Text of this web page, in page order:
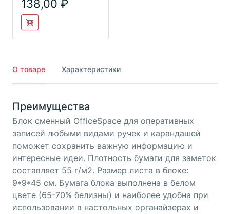
138,00
О товаре Характеристики
Преимущества
Блок сменный OfficeSpace для оперативных
записей любыми видами ручек и карандашей
поможет сохранить важную информацию и
интересные идеи. Плотность бумаги для заметок
составляет 55 г/м2. Размер листа в блоке:
9*9*45 см. Бумага блока выполнена в белом
цвете (65-70% белизны) и наиболее удобна при
использовании в настольных органайзерах и